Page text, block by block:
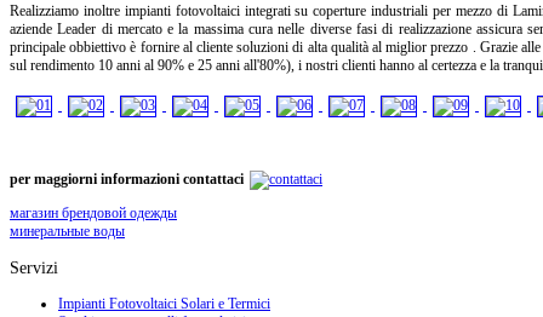
Realizziamo inoltre impianti fotovoltaici integrati su coperture industriali per mezzo di
aziende Leader di mercato e la massima cura nelle diverse fasi di realizzazione assicura
principale obbiettivo è fornire al cliente soluzioni di alta qualità al miglior prezzo . Grazie
sul rendimento 10 anni al 90% e 25 anni all'80%), i nostri clienti hanno al certezza e la
per maggiorni informazioni contattaci
магазин брендовой одежды
минеральные воды
Servizi
Impianti Fotovoltaici Solari e Termici